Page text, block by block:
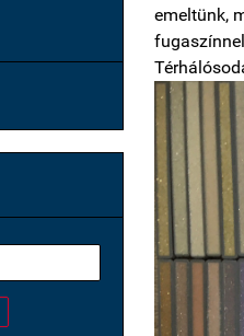
emeltünk,